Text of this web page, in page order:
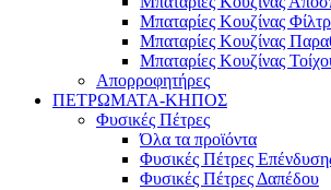
Μπαταρίες Κουζίνας
Μπαταρίες Κουζίνας
Μπαταρίες Κουζίνας
Απορροφητήρες
ΠΕΤΡΩΜΑΤΑ-ΚΗΠΟΣ
Φυσικές Πέτρες
Όλα τα προϊόντα
Φυσικές Πέτρες
Φυσικές Πέτρες Δαπέδου